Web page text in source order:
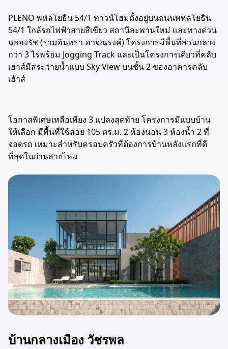
PLENO พหลโยธิน 54/1 ทาวน์โฮมตั้งอยู่บนถนนพหลโยธิน
54/1 ใกล้รถไฟฟ้าสายสีเขียว สถานีสะพานใหม่ และทางด่วน
ฉลองรัช (รามอินทรา-อาจณรงค์) โครงการมีพื้นที่ส่วนกลาง
กว่า 3 ไร่พร้อม Jogging Track และเป็นโครงการเดียวที่คลับ
เฮาส์มีสระว่ายน้ำแบบ Sky View บนชั้น 2 ของอาคารคลับ
เฮ้าส์
โอกาสพิเศษเหลือเพียง 3 แปลงสุดท้าย โครงการมีแบบบ้าน
ให้เลือก มีพื้นที่ใช้สอย 105 ตร.ม. 2 ห้องนอน 3 ห้องน้ำ 2 ที่
จอดรถ เหมาะสำหรับครอบครัวที่ต้องการบ้านหลังแรกที่ดี
ที่สุดในย่านสายไหม
บ้านกลางเมือง วัชรพล